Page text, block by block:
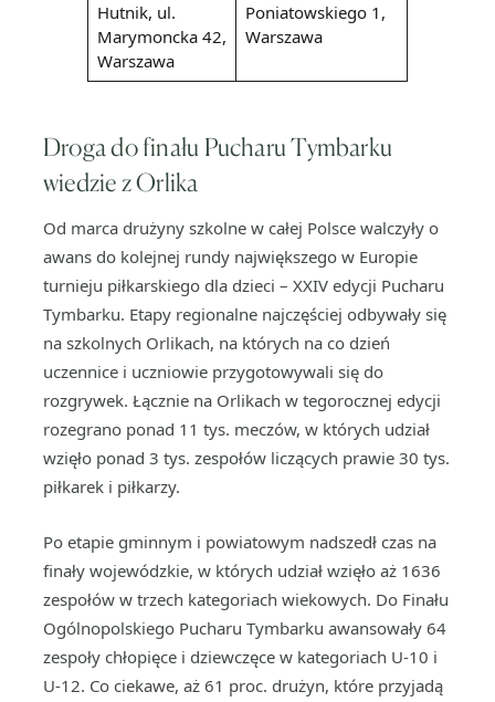
Hutnik, ul.
Marymoncka 42,
Warszawa
Poniatowskiego 1,
Warszawa
Droga do finału Pucharu Tymbarku
wiedzie z Orlika
Od marca drużyny szkolne w całej Polsce walczyły o
awans do kolejnej rundy największego w Europie
turnieju piłkarskiego dla dzieci – XXIV edycji Pucharu
Tymbarku. Etapy regionalne najczęściej odbywały się
na szkolnych Orlikach, na których na co dzień
uczennice i uczniowie przygotowywali się do
rozgrywek. Łącznie na Orlikach w tegorocznej edycji
rozegrano ponad 11 tys. meczów, w których udział
wzięło ponad 3 tys. zespołów liczących prawie 30 tys.
piłkarek i piłkarzy.
Po etapie gminnym i powiatowym nadszedł czas na
finały wojewódzkie, w których udział wzięło aż 1636
zespołów w trzech kategoriach wiekowych. Do Finału
Ogólnopolskiego Pucharu Tymbarku awansowały 64
zespoły chłopięce i dziewczęce w kategoriach U-10 i
U-12. Co ciekawe, aż 61 proc. drużyn, które przyjadą